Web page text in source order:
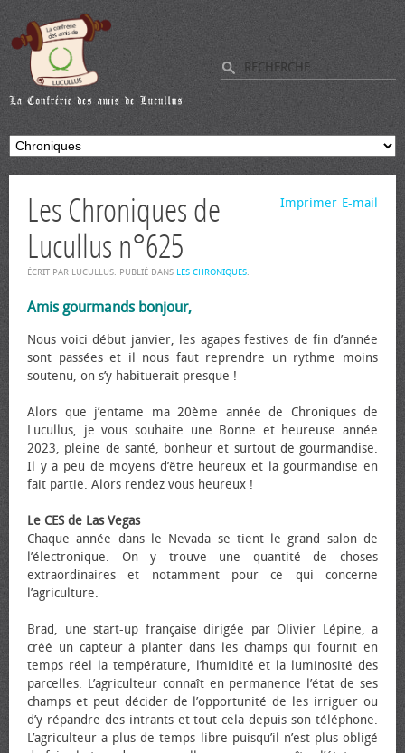
E-mail
Imprimer
Les Chroniques de
Lucullus n°625
ÉCRIT PAR LUCULLUS. PUBLIÉ DANS LES CHRONIQUES.
Amis gourmands bonjour,
Nous voici début janvier, les agapes festives de fin d’année
sont passées et il nous faut reprendre un rythme moins
soutenu, on s’y habituerait presque !
Alors que j’entame ma 20ème année de Chroniques de
Lucullus, je vous souhaite une Bonne et heureuse année
2023, pleine de santé, bonheur et surtout de gourmandise.
Il y a peu de moyens d’être heureux et la gourmandise en
fait partie. Alors rendez vous heureux !
Le CES de Las Vegas
Chaque année dans le Nevada se tient le grand salon de
l’électronique. On y trouve une quantité de choses
extraordinaires et notamment pour ce qui concerne
l’agriculture.
Brad, une start-up française dirigée par Olivier Lépine, a
créé un capteur à planter dans les champs qui fournit en
temps réel la température, l’humidité et la luminosité des
parcelles. L’agriculteur connaît en permanence l’état de ses
champs et peut décider de l’opportunité de les irriguer ou
d’y répandre des intrants et tout cela depuis son téléphone.
L’agriculteur a plus de temps libre puisqu’il n’est plus obligé